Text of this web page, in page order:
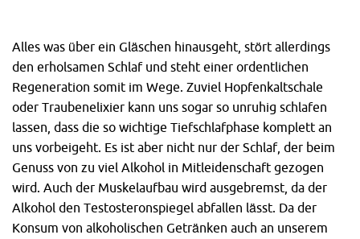
Alles was über ein Gläschen hinausgeht, stört allerdings
den erholsamen Schlaf und steht einer ordentlichen
Regeneration somit im Wege. Zuviel Hopfenkaltschale
oder Traubenelixier kann uns sogar so unruhig schlafen
lassen, dass die so wichtige Tiefschlafphase komplett an
uns vorbeigeht. Es ist aber nicht nur der Schlaf, der beim
Genuss von zu viel Alkohol in Mitleidenschaft gezogen
wird. Auch der Muskelaufbau wird ausgebremst, da der
Alkohol den Testosteronspiegel abfallen lässt. Da der
Konsum von alkoholischen Getränken auch an unserem